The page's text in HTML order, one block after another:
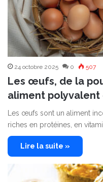
24 octobre 2025 0 507
Les œufs, de la
aliment
Les œufs sont un aliment
riches en protéines, en
Lire la suite »